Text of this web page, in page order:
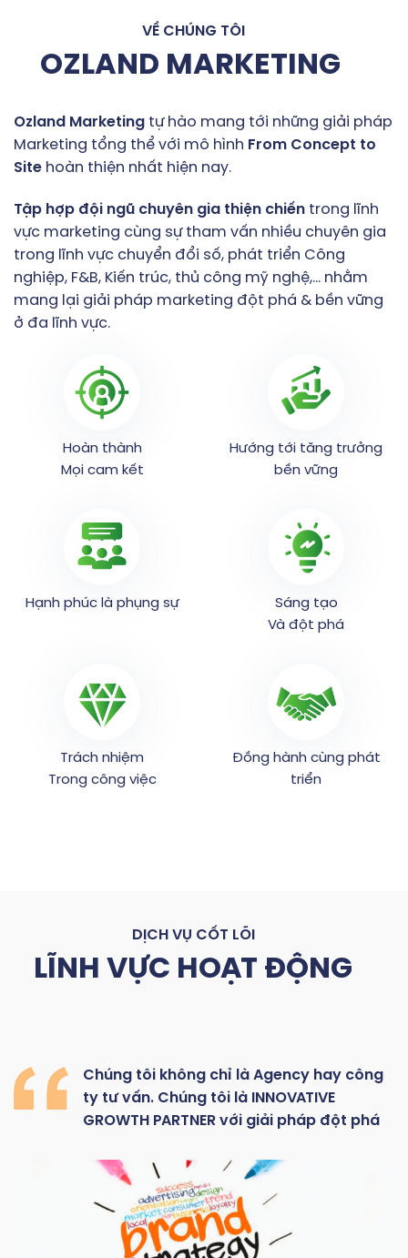
VỀ CHÚNG TÔI
OZLAND MARKETING
Ozland Marketing tự hào mang tới những giải pháp
Marketing tổng thể với mô hình From Concept to
Site hoàn thiện nhất hiện nay.
Tập hợp đội ngũ chuyên gia thiện chiến trong lĩnh
vực marketing cùng sự tham vấn nhiều chuyên gia
trong lĩnh vực chuyển đổi số, phát triển Công
nghiệp, F&B, Kiến trúc, thủ công mỹ nghệ,… nhằm
mang lại giải pháp marketing đột phá & bền vững
ở đa lĩnh vực.
Hoàn thành
Mọi cam kết
Hướng tới tăng trưởng
bền vững
Hạnh phúc là phụng sự
Sáng tạo
Và đột phá
Trách nhiệm
Trong công việc
Đồng hành cùng phát
triển
DỊCH VỤ CỐT LÕI
LĨNH VỰC HOẠT ĐỘNG
Chúng tôi không chỉ là Agency hay công
ty tư vấn. Chúng tôi là
INNOVATIVE
GROWTH PARTNER với giải pháp đột phá